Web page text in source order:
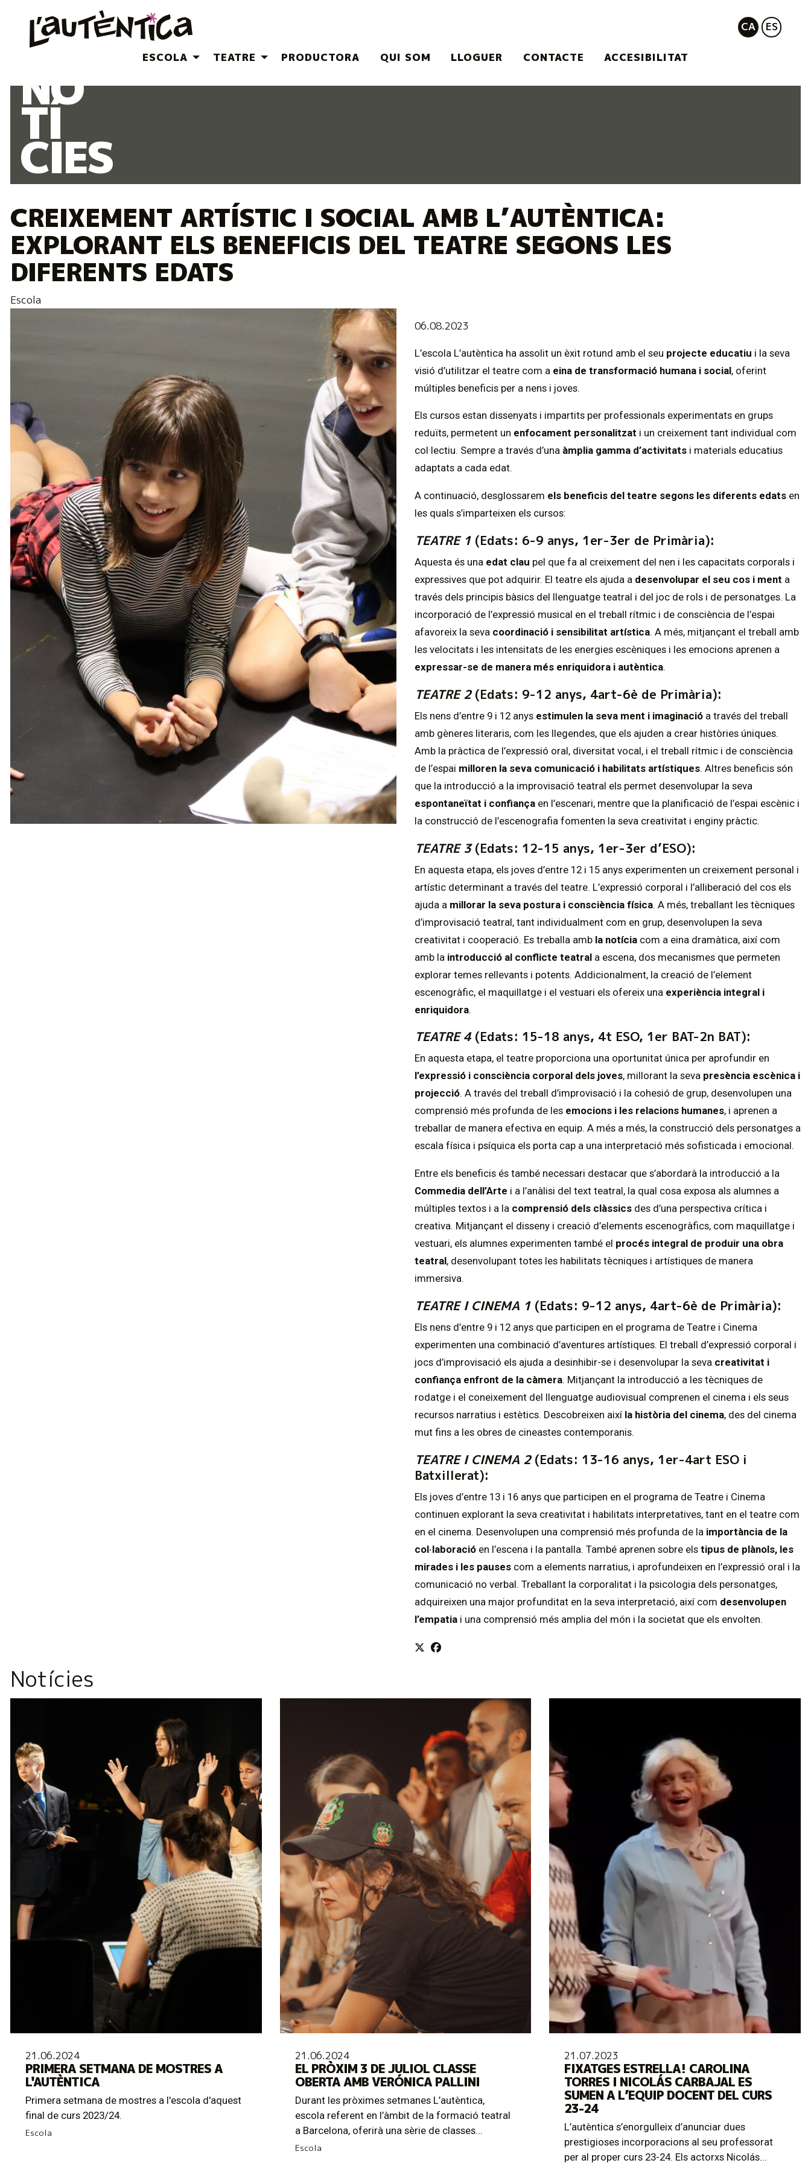
CA ES
ESCOLA TEATRE PRODUCTORA QUI SOM LLOGUER CONTACTE ACCESIBILITAT
Aquest és un carrusel automàtic. Usa les fletxes del teclat o el botó pausa per controlar-lo.
Diapositiva 1
NO
TÍ
CIES
Diapositiva 1
CREIXEMENT ARTÍSTIC I SOCIAL AMB L’AUTÈNTICA:
EXPLORANT ELS BENEFICIS DEL TEATRE SEGONS LES
DIFERENTS EDATS
Escola
06.08.2023
L’escola L’autèntica ha assolit un èxit rotund amb el seu projecte educatiu i la seva
visió d’utilitzar el teatre com a eina de transformació humana i social, oferint
múltiples beneficis per a nens i joves.
Els cursos estan dissenyats i impartits per professionals experimentats en grups
reduïts, permetent un enfocament personalitzat i un creixement tant individual com
col·lectiu. Sempre a través d’una àmplia gamma d’activitatsi materials educatius
adaptats a cada edat.
A continuació, desglossarem els beneficis del teatre segons les diferents edatsen
les quals s’imparteixen els cursos:
TEATRE 1 (Edats: 6-9 anys, 1er-3er de Primària):
Aquesta és una edat clau pel que fa al creixement del nen i les capacitats corporals i
expressives que pot adquirir. El teatre els ajuda a desenvolupar el seu cos i ment a
través dels principis bàsics del llenguatge teatral i del joc de rols i de personatges. La
incorporació de l’expressió musical en el treball rítmic i de consciència de l’espai
afavoreix la sevacoordinació i sensibilitat artística. A més, mitjançant el treball amb
les velocitats i les intensitats de les energies escèniques i les emocions aprenen a
expressar-se de manera més enriquidora i autèntica.
TEATRE 2 (Edats: 9-12 anys, 4art-6è de Primària):
Els nens d’entre 9 i 12 anys estimulen la seva ment i imaginacióa través del treball
amb gèneres literaris, com les llegendes, que els ajuden a crear històries úniques.
Amb la pràctica de l’expressió oral, diversitat vocal, i el treball rítmic i de consciència
de l’espai milloren la seva comunicació i habilitats artístiques. Altres beneficis són
que la introducció a la improvisació teatral els permet desenvolupar la seva
espontaneïtat i confiançaen l’escenari, mentre que la planificació de l’espai escènic i
la construcció de l’escenografia fomenten la seva creativitat i enginy pràctic.
TEATRE 3 (Edats: 12-15 anys, 1er-3er d’ESO):
En aquesta etapa, els joves d’entre 12 i 15 anys experimenten un creixement personal i
artístic determinant a través del teatre. L’expressió corporal i l’alliberació del cos els
ajuda a millorar la seva postura i consciència física. A més, treballant les tècniques
d’improvisació teatral, tant individualment com en grup, desenvolupen la seva
creativitat i cooperació. Es treballa ambla notíciacom a eina dramàtica, així com
amb la introducció al conflicte teatrala escena, dos mecanismes que permeten
explorar temes rellevants i potents. Addicionalment, la creació de l’element
escenogràfic, el maquillatge i el vestuari els ofereix una experiència integral i
enriquidora.
TEATRE 4(Edats: 15-18 anys, 4t ESO, 1er BAT-2n BAT):
En aquesta etapa, el teatre proporciona una oportunitat única per aprofundir en
l’expressió i consciència corporal dels joves, millorant la seva presència escènica i
projecció. A través del treball d’improvisació i la cohesió de grup, desenvolupen una
comprensió més profunda de les emocions i les relacions humanes, i aprenen a
treballar de manera efectiva en equip. A més a més, la construcció dels personatges a
escala física i psíquica els porta cap a una interpretació més sofisticada i emocional.
Entre els beneficis és també necessari destacar que s’abordarà la introducció a la
Commedia dell’Arte i a l’anàlisi del text teatral, la qual cosa exposa als alumnes a
múltiples textos i a lacomprensió dels clàssicsdes d’una perspectiva crítica i
creativa. Mitjançant el disseny i creació d’elements escenogràfics, com maquillatge i
vestuari, els alumnes experimenten també el procés integral de produir una obra
teatral, desenvolupant totes les habilitats tècniques i artístiques de manera
immersiva.
TEATRE I CINEMA 1(Edats: 9-12 anys, 4art-6è de Primària):
Els nens d’entre 9 i 12 anys que participen en el programa de Teatre i Cinema
experimenten una combinació d’aventures artístiques. El treball d’expressió corporal i
jocs d’improvisació els ajuda a desinhibir-se i desenvolupar la seva creativitat i
confiança enfront de la càmera. Mitjançant la introducció a les tècniques de
rodatge i el coneixement del llenguatge audiovisual comprenen el cinema i els seus
recursos narratius i estètics. Descobreixen així la història del cinema, des del cinema
mut fins a les obres de cineastes contemporanis.
TEATRE I CINEMA 2(Edats: 13-16 anys, 1er-4art ESO i
Batxillerat):
Els joves d’entre 13 i 16 anys que participen en el programa de Teatre i Cinema
continuen explorant la seva creativitat i habilitats interpretatives, tant en el teatre com
en el cinema. Desenvolupen una comprensió més profunda de la importància de la
col·laboracióen l’escena i la pantalla. També aprenen sobre els tipus de plànols, les
mirades i les pausescom a elements narratius, i aprofundeixen en l’expressió oral i la
comunicació no verbal. Treballant la corporalitat i la psicologia dels personatges,
adquireixen una major profunditat en la seva interpretació, així com desenvolupen
l’empatiai una comprensió més amplia del món i la societat que els envolten.
Notícies
21.06.2024
PRIMERA SETMANA DE MOSTRES A
L'AUTÈNTICA
Primera setmana de mostres a l'escola d'aquest
final de curs 2023/24.
Escola
21.06.2024
EL PRÒXIM 3 DE JULIOL CLASSE
OBERTA AMB VERÓNICA PALLINI
Durant les pròximes setmanes L’autèntica,
escola referent en l’àmbit de la formació teatral
a Barcelona, oferirà una sèrie de classes...
Escola
21.07.2023
FIXATGES ESTRELLA! CAROLINA
TORRES I NICOLÁS CARBAJAL ES
SUMEN A L’EQUIP DOCENT DEL CURS
23-24
L’autèntica s’enorgulleix d’anunciar dues
prestigioses incorporacions al seu professorat
per al proper curs 23-24. Els actorxs Nicolás...